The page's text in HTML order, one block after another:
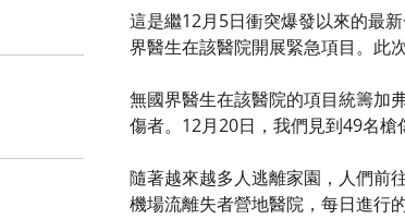
這是繼12月5日衝突爆發以來的最
界醫生在該醫院開展緊急項目。此
無國界醫生在該醫院的項目統籌加
傷者。12月20日，我們見到49名槍
隨著越來越多人逃離家園，人們前
機場流離失者營地醫院，每日進行